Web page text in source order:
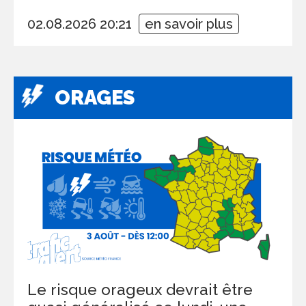
02.08.2026 20:21 en savoir plus
ORAGES
Le risque orageux devrait être